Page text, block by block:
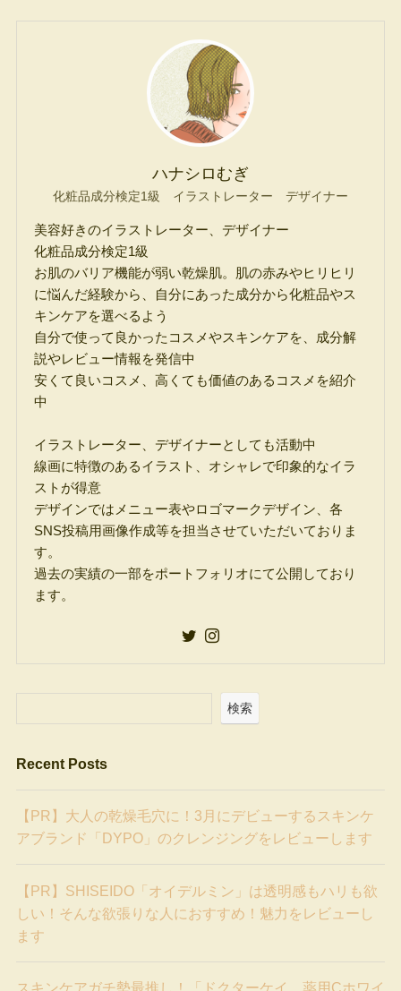
ハナシロむぎ
化粧品成分検定1級 イラストレーター デザイナー
美容好きのイラストレーター、デザイナー
化粧品成分検定1級
お肌のバリア機能が弱い乾燥肌。肌の赤みやヒリヒリ
に悩んだ経験から、自分にあった成分から化粧品やス
キンケアを選べるよう
自分で使って良かったコスメやスキンケアを、成分解
説やレビュー情報を発信中
安くて良いコスメ、高くても価値のあるコスメを紹介
中
イラストレーター、デザイナーとしても活動中
線画に特徴のあるイラスト、オシャレで印象的なイラ
ストが得意
デザインではメニュー表やロゴマークデザイン、各
SNS投稿用画像作成等を担当させていただいておりま
す。
過去の実績の一部をポートフォリオにて公開しており
ます。
検索
Recent Posts
【PR】大人の乾燥毛穴に！3月にデビューするスキンケ
アブランド「DYPO」のクレンジングをレビューします
【PR】SHISEIDO「オイデルミン」は透明感もハリも欲
しい！そんな欲張りな人におすすめ！魅力をレビューし
ます
スキンケアガチ勢最推し！「ドクターケイ 薬用Cホワイ